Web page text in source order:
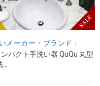
メーカー・ブランド ›
ンパクト手洗い器 QuQu 丸型